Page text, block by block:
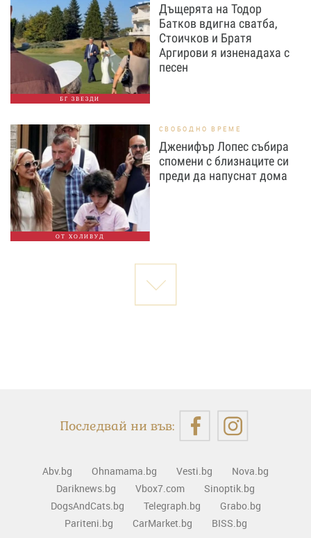
БГ ЗВЕЗДИ
Дъщерята на Тодор
Батков вдигна сватба,
Стоичков и Братя
Аргирови я изненадаха с
песен
ОТ ХОЛИВУД
СВОБОДНО ВРЕМЕ
Дженифър Лопес събира
спомени с близнаците си
преди да напуснат дома
Последвай ни във:
Abv.bg Ohnamama.bg Vesti.bg
Nova.bg
Dariknews.bg
Vbox7.com
Sinoptik.bg
DogsAndCats.bg
Telegraph.bg
Grabo.bg
Pariteni.bg
CarMarket.bg BISS.bg